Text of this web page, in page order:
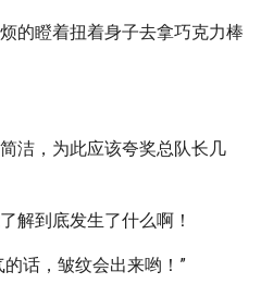
的瞪着扭着身子去拿巧克力棒
洁，为此应该夸奖总队长几
解到底发生了什么啊！
话，皱纹会出来哟！”